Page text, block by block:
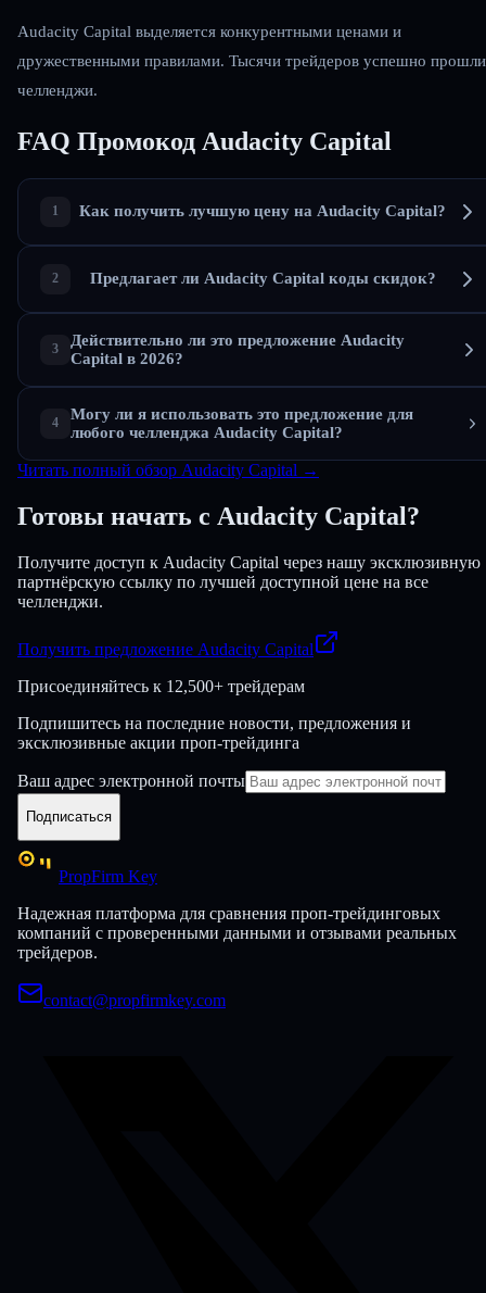
Audacity Capital выделяется конкурентными ценами и
дружественными правилами. Тысячи трейдеров успешно прошли
челленджи.
FAQ Промокод Audacity Capital
Как получить лучшую цену на Audacity Capital?
Предлагает ли Audacity Capital коды скидок?
Действительно ли это предложение Audacity
Capital в 2026?
Могу ли я использовать это предложение для
любого челленджа Audacity Capital?
Читать полный обзор Audacity Capital →
Готовы начать с Audacity Capital?
Получите доступ к Audacity Capital через нашу эксклюзивную
партнёрскую ссылку по лучшей доступной цене на все
челленджи.
Получить предложение Audacity Capital
Присоединяйтесь к 12,500+ трейдерам
Подпишитесь на последние новости, предложения и
эксклюзивные акции проп-трейдинга
Ваш адрес электронной почты
Подписаться
PropFirm Key
Надежная платформа для сравнения проп-трейдинговых
компаний с проверенными данными и отзывами реальных
трейдеров.
contact@propfirmkey.com